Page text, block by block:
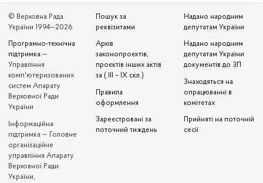
© Верховна Рада
України 1994—2026
Програмно-технічна
підтримка —
Управління
комп'ютеризованих
систем Апарату
Верховної Ради
України
Iнформаційна
підтримка — Головне
організаційне
управління Апарату
Верховної Ради
України,
Пошук за
реквізитами
Архів
законопроєктів,
проєктів інших актів
за ( III – IX скл.)
Правила
оформлення
Зареєстровані за
поточний тиждень
Надано народним
депутатам України
Надано народним
депутатам України
документів до ЗП
Знаходяться на
опрацюванні в
комітетах
Прийняті на поточній
сесії